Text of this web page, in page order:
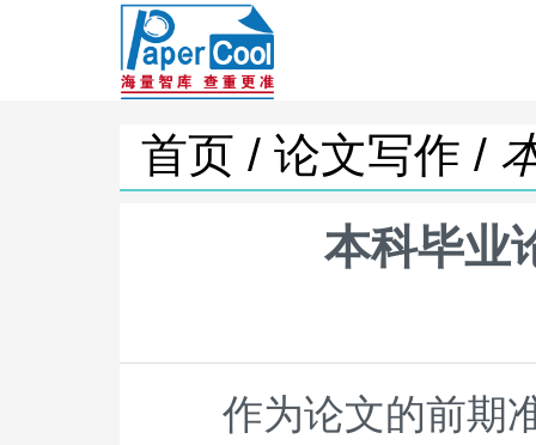
首页 / 论文写作 /
本科毕业
作为论文的前期准